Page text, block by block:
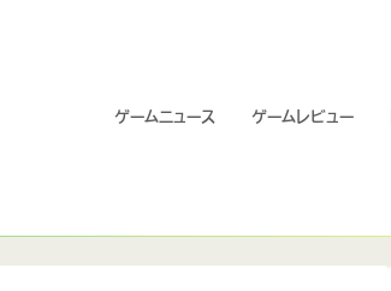
ゲームニュース ゲームレビュー